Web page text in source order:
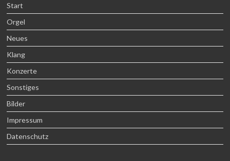
Start
Orgel
Neues
Klang
Konzerte
Sonstiges
Bilder
Impressum
Datenschutz